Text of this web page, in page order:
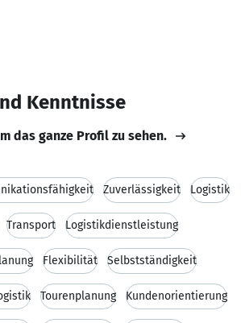
Kenntnisse
das ganze Profil zu sehen.
Zuverlässigkeit Logistik
Transport Logistikdienstleistung
Flexibilität Selbstständigkeit
Tourenplanung Kundenorientierung